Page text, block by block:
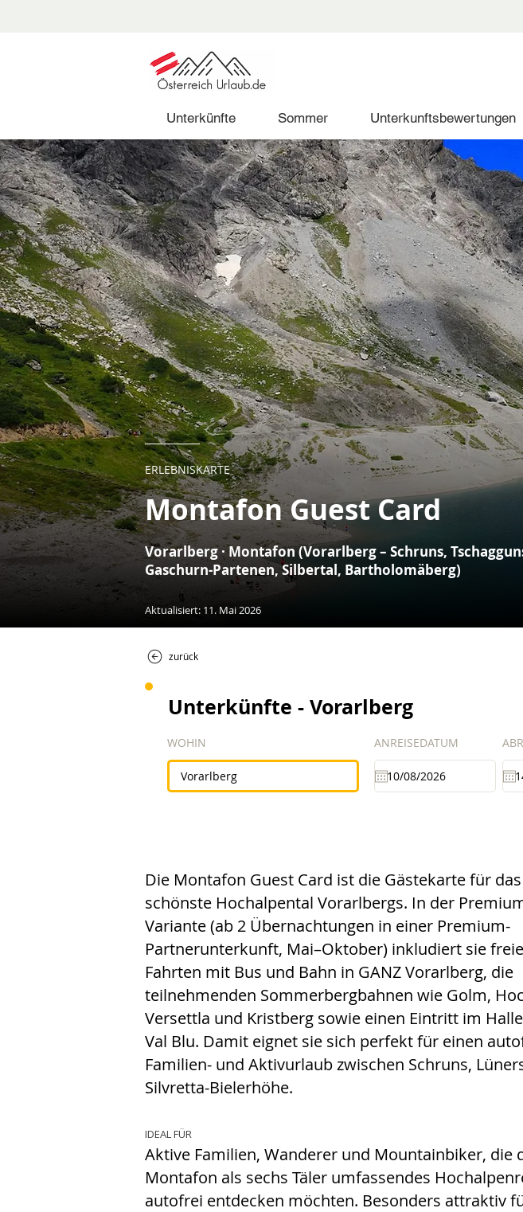
Unterkünfte Sommer Unterkunftsbewertungen
ERLEBNISKARTE
Montafon Guest Card
Vorarlberg · Montafon (Vorarlberg – Schruns,
Gaschurn-Partenen, Silbertal, Bartholomäberg)
Aktualisiert: 11. Mai 2026
zurück
Unterkünfte - Vorarlberg
WOHIN ANREISEDATUM
Die Montafon Guest Card ist die Gästekarte für das
schönste Hochalpental Vorarlbergs. In der
Variante (ab 2 Übernachtungen in einer Premium-
Partnerunterkunft, Mai–Oktober) inkludiert sie freie
Fahrten mit Bus und Bahn in GANZ Vorarlberg, die
teilnehmenden Sommerbergbahnen wie Golm,
Versettla und Kristberg sowie einen Eintritt im
Val Blu. Damit eignet sie sich perfekt für einen
Familien- und Aktivurlaub zwischen Schruns,
Silvretta-Bielerhöhe.
IDEAL FÜR
Aktive Familien, Wanderer und Mountainbiker, die
Montafon als sechs Täler umfassendes
autofrei entdecken möchten. Besonders attraktiv